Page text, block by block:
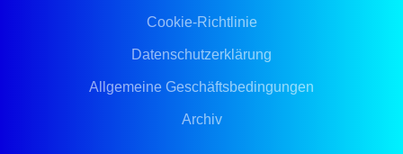
Cookie-Richtlinie
Datenschutzerklärung
Allgemeine Geschäftsbedingungen
Archiv